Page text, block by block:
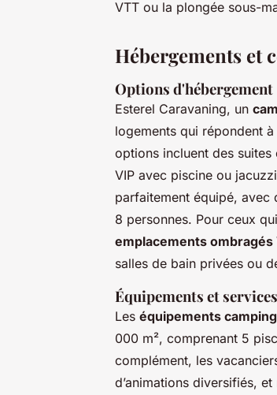
VTT ou la plongée sous-
Hébergements et
Options d'hébergement
Esterel Caravaning, un
logements qui répondent
options incluent des
VIP avec piscine ou
parfaitement équipé, avec
8 personnes. Pour ceux
emplacements ombragés
salles de bain privées ou
Équipements et
Les équipements
000 m², comprenant 5
complément, les
d’animations diversifiés,